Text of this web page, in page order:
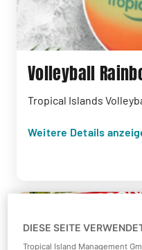
Volleyball
Tropical Islands
Weitere Details
DIESE SEITE
Tropical Island Management